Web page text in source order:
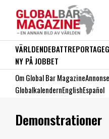
VÄRLDENDEBATTREPORTAGE
NY PÅ JOBBET
Om Global Bar Magazine
GlobalkalendernEnglishEspañol
Demonstrationer